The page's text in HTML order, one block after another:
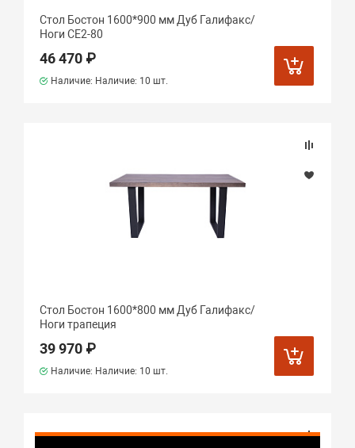
Стол Бостон 1600*900 мм Дуб Галифакс/
Ноги СЕ2-80
46 470 ₽
Наличие: Наличие: 10 шт.
Стол Бостон 1600*800 мм Дуб Галифакс/
Ноги трапеция
39 970 ₽
Наличие: Наличие: 10 шт.